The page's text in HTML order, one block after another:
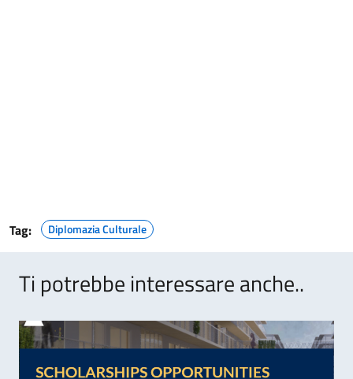
Tag: Diplomazia Culturale
Ti potrebbe interessare anche..